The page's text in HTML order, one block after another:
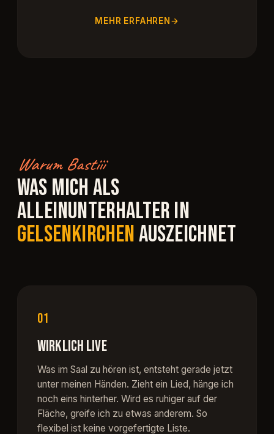
MEHR ERFAHREN
Warum Bastiii
WAS MICH ALS
ALLEINUNTERHALTER IN
GELSENKIRCHENAUSZEICHNET
01
WIRKLICH LIVE
Was im Saal zu hören ist, entsteht gerade jetzt
unter meinen Händen. Zieht ein Lied, hänge ich
noch eins hinterher. Wird es ruhiger auf der
Fläche, greife ich zu etwas anderem. So
flexibel ist keine vorgefertigte Liste.